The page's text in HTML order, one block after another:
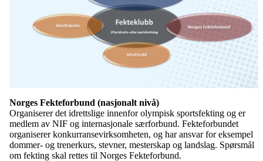
Norges Fekteforbund (nasjonalt nivå)
Organiserer det idrettslige innenfor olympisk sportsfekting og er
medlem av NIF og internasjonale særforbund. Fekteforbundet
organiserer konkurransevirksomheten, og har ansvar for eksempel
dommer- og trenerkurs, stevner, mesterskap og landslag. Spørsmål
om fekting skal rettes til Norges Fekteforbund.